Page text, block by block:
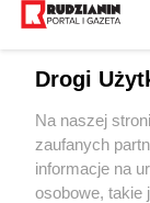
Wydawca
Drogi
Na naszej
zaufanych
informacje na
osobowe, takie